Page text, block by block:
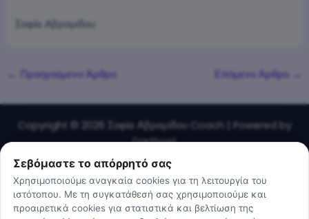
Σοφία Αβραμίδου
Πλοήγηση
Προηγούμενο Άρθρο Επόμενο Άρθρο
Copyright © 2026 Σοφία Αβραμίδου Coach |
Powered by
Darthost
Σεβόμαστε το απόρρητό σας
Χρησιμοποιούμε αναγκαία cookies για τη λειτουργία του
ιστότοπου. Με τη συγκατάθεσή σας χρησιμοποιούμε και
προαιρετικά cookies για στατιστικά και βελτίωση της